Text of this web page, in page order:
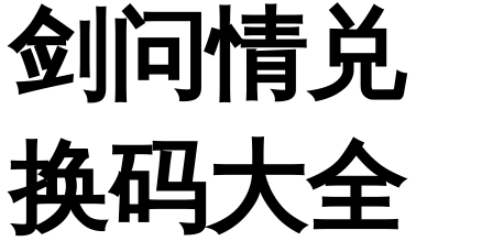
剑问情兑
换码大全